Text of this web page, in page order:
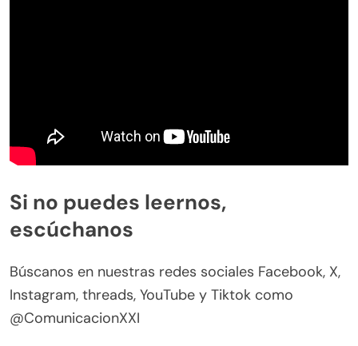
Si no puedes leernos,
escúchanos
Búscanos en nuestras redes sociales Facebook, X,
Instagram, threads, YouTube y Tiktok como
@ComunicacionXXI